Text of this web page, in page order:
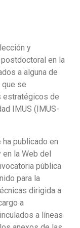
y
en la
a alguna de
se
estratégicos de
IMUS (IMUS-
publicado en
en la Web del
pública
para la
dirigida a
a
a líneas